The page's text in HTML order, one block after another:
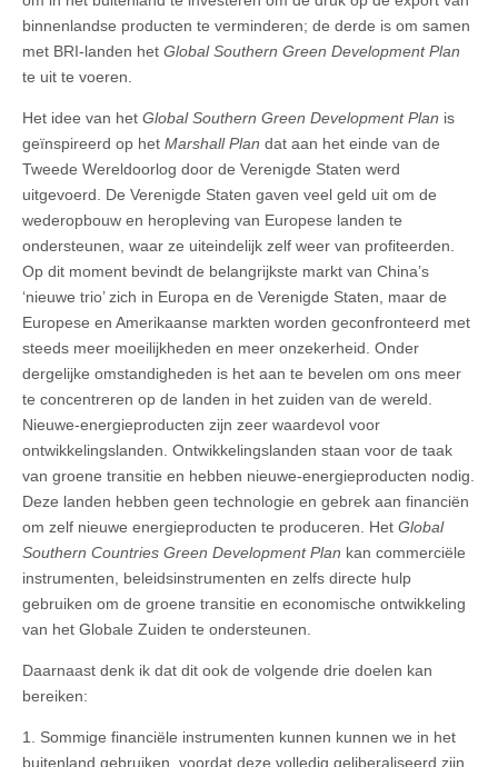
binnenlandse producten te verminderen; de derde is om samen
met BRI-landen het Global Southern Green Development Plan
te uit te voeren.
Het idee van het Global Southern Green Development Plan is
geïnspireerd op het Marshall Plan dat aan het einde van de
Tweede Wereldoorlog door de Verenigde Staten werd
uitgevoerd. De Verenigde Staten gaven veel geld uit om de
wederopbouw en heropleving van Europese landen te
ondersteunen, waar ze uiteindelijk zelf weer van profiteerden.
Op dit moment bevindt de belangrijkste markt van China’s
‘nieuwe trio’ zich in Europa en de Verenigde Staten, maar de
Europese en Amerikaanse markten worden geconfronteerd met
steeds meer moeilijkheden en meer onzekerheid. Onder
dergelijke omstandigheden is het aan te bevelen om ons meer
te concentreren op de landen in het zuiden van de wereld.
Nieuwe-energieproducten zijn zeer waardevol voor
ontwikkelingslanden. Ontwikkelingslanden staan voor de taak
van groene transitie en hebben nieuwe-energieproducten nodig.
Deze landen hebben geen technologie en gebrek aan financiën
om zelf nieuwe energieproducten te produceren. Het Global
Southern Countries Green Development Plan kan commerciële
instrumenten, beleidsinstrumenten en zelfs directe hulp
gebruiken om de groene transitie en economische ontwikkeling
van het Globale Zuiden te ondersteunen.
Daarnaast denk ik dat dit ook de volgende drie doelen kan
bereiken:
1. Sommige financiële instrumenten kunnen kunnen we in het
buitenland gebruiken, voordat deze volledig geliberaliseerd zijn.